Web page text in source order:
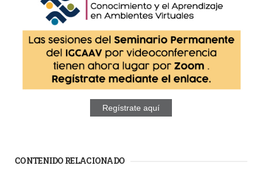
Regístrate aquí
CONTENIDO RELACIONADO